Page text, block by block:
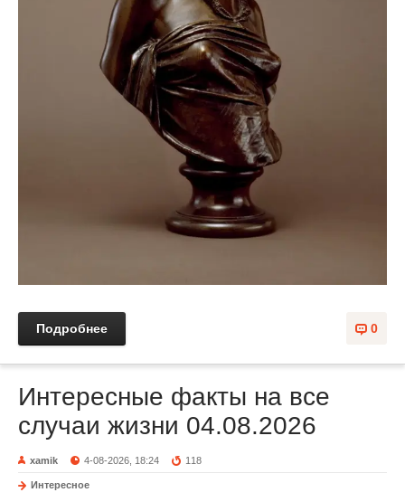
0
Подробнее
Интересные факты на все
случаи жизни 04.08.2026
xamik 4-08-2026, 18:24 118
Интересное